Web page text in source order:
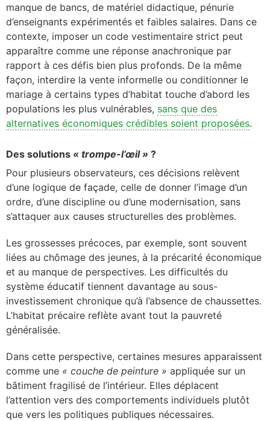
manque de bancs, de matériel didactique, pénurie
d’enseignants expérimentés et faibles salaires. Dans ce
contexte, imposer un code vestimentaire strict peut
apparaître comme une réponse anachronique par
rapport à ces défis bien plus profonds. De la même
façon, interdire la vente informelle ou conditionner le
mariage à certains types d’habitat touche d’abord les
populations les plus vulnérables, sans que des
alternatives économiques crédibles soient proposées.
Des solutions « trompe-l’œil » ?
Pour plusieurs observateurs, ces décisions relèvent
d’une logique de façade, celle de donner l’image d’un
ordre, d’une discipline ou d’une modernisation, sans
s’attaquer aux causes structurelles des problèmes.
Les grossesses précoces, par exemple, sont souvent
liées au chômage des jeunes, à la précarité économique
et au manque de perspectives. Les difficultés du
système éducatif tiennent davantage au sous-
investissement chronique qu’à l’absence de chaussettes.
L’habitat précaire reflète avant tout la pauvreté
généralisée.
Dans cette perspective, certaines mesures apparaissent
comme une « couche de peinture » appliquée sur un
bâtiment fragilisé de l’intérieur. Elles déplacent
l’attention vers des comportements individuels plutôt
que vers les politiques publiques nécessaires.